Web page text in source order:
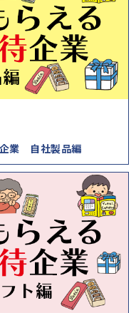
企業 自社製品編